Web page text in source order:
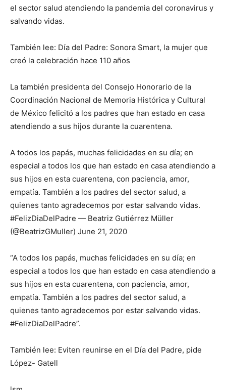
el sector salud atendiendo la pandemia del coronavirus y
salvando vidas.
También lee: Día del Padre: Sonora Smart, la mujer que
creó la celebración hace 110 años
La también presidenta del Consejo Honorario de la
Coordinación Nacional de Memoria Histórica y Cultural
de México felicitó a los padres que han estado en casa
atendiendo a sus hijos durante la cuarentena.
A todos los papás, muchas felicidades en su día; en
especial a todos los que han estado en casa atendiendo a
sus hijos en esta cuarentena, con paciencia, amor,
empatía. También a los padres del sector salud, a
quienes tanto agradecemos por estar salvando vidas.
#FelizDiaDelPadre — Beatriz Gutiérrez Müller
(@BeatrizGMuller) June 21, 2020
“A todos los papás, muchas felicidades en su día; en
especial a todos los que han estado en casa atendiendo a
sus hijos en esta cuarentena, con paciencia, amor,
empatía. También a los padres del sector salud, a
quienes tanto agradecemos por estar salvando vidas.
#FelizDiaDelPadre”.
También lee: Eviten reunirse en el Día del Padre, pide
López- Gatell